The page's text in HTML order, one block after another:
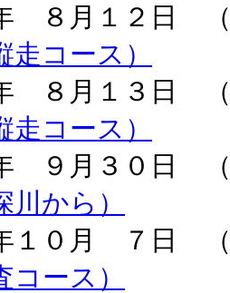
８月１２日 （
走コース）
８月１３日 （
走コース）
９月３０日 （
川から）
１０月 ７日 （
コース）